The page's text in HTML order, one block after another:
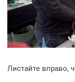
Листайте вправо,